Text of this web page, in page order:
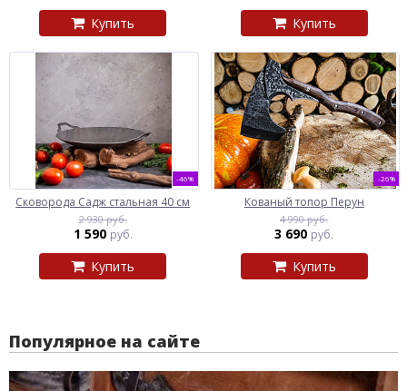
Купить Купить
-46%
Сковорода Садж стальная 40 см
2 930 руб.
1 590 руб.
Купить
-26%
Кованый топор Перун
4 990 руб.
3 690 руб.
Купить
Популярное на сайте